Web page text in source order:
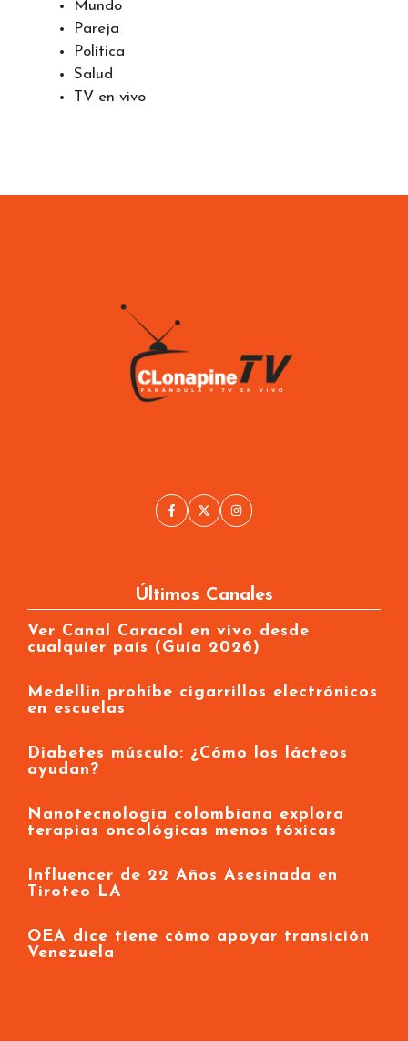
Mundo
Pareja
Política
Salud
TV en vivo
Últimos Canales
Ver Canal Caracol en vivo desde
cualquier país (Guía 2026)
Medellín prohíbe cigarrillos electrónicos
en escuelas
Diabetes músculo: ¿Cómo los lácteos
ayudan?
Nanotecnología colombiana explora
terapias oncológicas menos tóxicas
Influencer de 22 Años Asesinada en
Tiroteo LA
OEA dice tiene cómo apoyar transición
Venezuela